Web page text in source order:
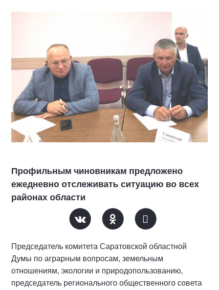
Профильным чиновникам предложено
ежедневно отслеживать ситуацию во всех
районах области
Председатель комитета Саратовской областной
Думы по аграрным вопросам, земельным
отношениям, экологии и природопользованию,
председатель регионального общественного совета